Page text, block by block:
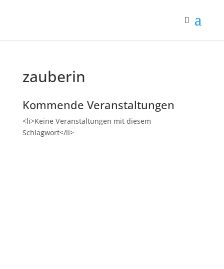
zauberin
Kommende Veranstaltungen
<li>Keine Veranstaltungen mit diesem
Schlagwort</li>